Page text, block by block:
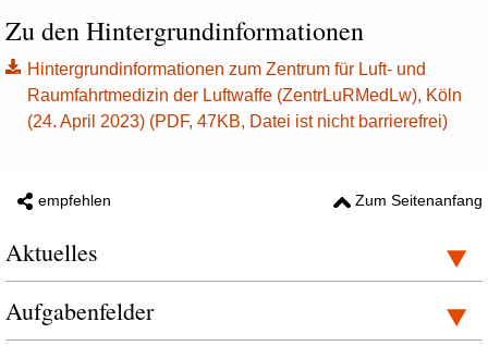
Zu den Hintergrundinformationen
Hintergrundinformationen zum Zentrum für Luft- und
Raumfahrtmedizin der Luftwaffe (ZentrLuRMedLw), Köln
(24. April 2023) (PDF, 47KB, Datei ist nicht barrierefrei)
empfehlen Zum Seitenanfang
Aktuelles
Aufgabenfelder